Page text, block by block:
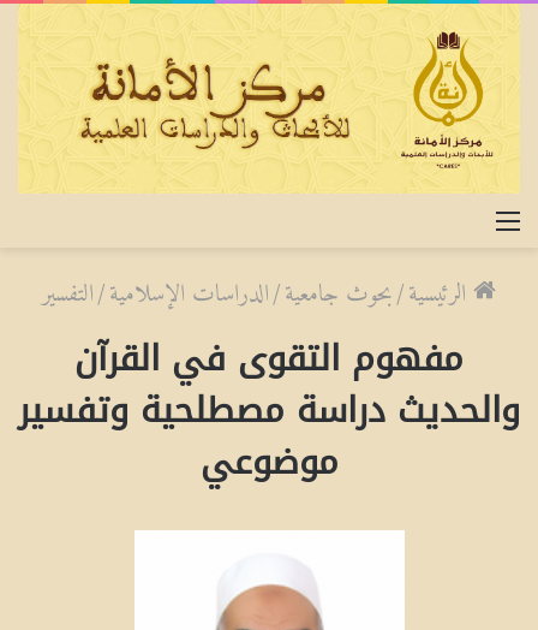
الرئيسية/بحوث جامعية/الدراسات الإسلامية/التفسير
مفهوم التقوى في القرآن
والحديث دراسة مصطلحية وتفسير
موضوعي